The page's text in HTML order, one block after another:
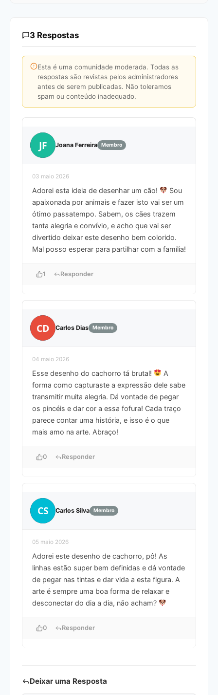
3 Respostas
Esta é uma comunidade moderada. Todas as
respostas são revistas pelos administradores
antes de serem publicadas. Não toleramos
spam ou conteúdo inadequado.
JF Joana Ferreira Membro
03 maio 2026
Adorei esta ideia de desenhar um cão!
Sou
apaixonada por animais e fazer isto vai ser um
ótimo passatempo. Sabem, os cães trazem
tanta alegria e convívio, e acho que vai ser
divertido deixar este desenho bem colorido.
Mal posso esperar para partilhar com a família!
1 Responder
CD Carlos Dias Membro
04 maio 2026
Esse desenho do cachorro tá brutal!
A
forma como capturaste a expressão dele sabe
transmitir muita alegria. Dá vontade de pegar
os pincéis e dar cor a essa fofura! Cada traço
parece contar uma história, e isso é o que
mais amo na arte. Abraço!
0 Responder
CS Carlos Silva Membro
05 maio 2026
Adorei este desenho de cachorro, pô! As
linhas estão super bem definidas e dá vontade
de pegar nas tintas e dar vida a esta figura. A
arte é sempre uma boa forma de relaxar e
desconectar do dia a dia, não acham?
0 Responder
Deixar uma Resposta